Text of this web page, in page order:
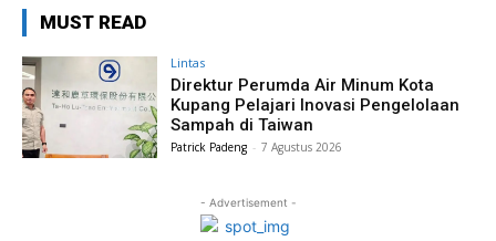
MUST READ
Lintas
Direktur Perumda Air Minum Kota
Kupang Pelajari Inovasi Pengelolaan
Sampah di Taiwan
Patrick Padeng - 7 Agustus 2026
- Advertisement -